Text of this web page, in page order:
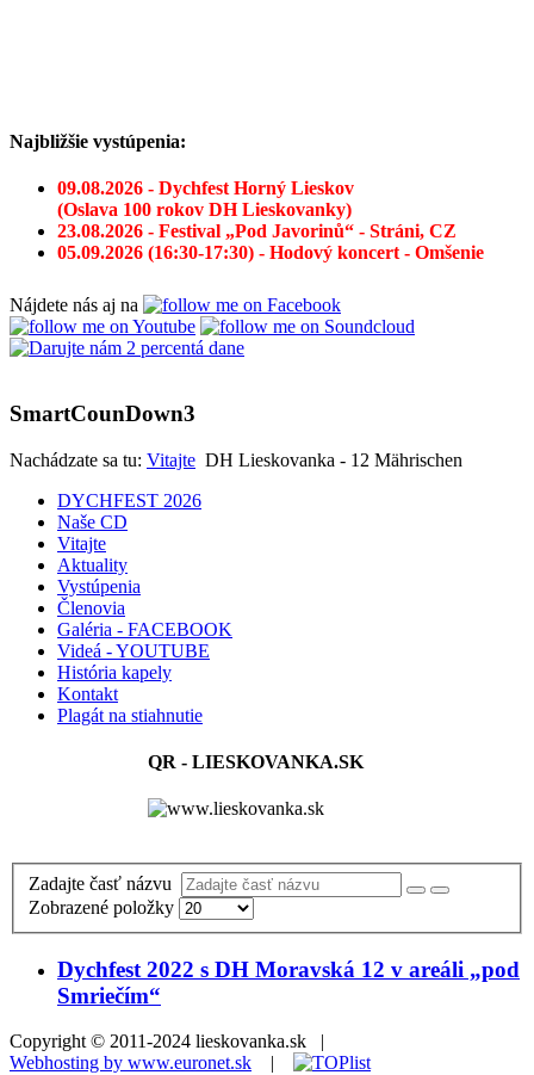
Najbližšie vystúpenia:
09.08.2026 - Dychfest Horný Lieskov
(Oslava 100 rokov DH Lieskovanky)
23.08.2026 - Festival „Pod Javorinů“ - Stráni, CZ
05.09.2026 (16:30-17:30) - Hodový koncert - Omšenie
Nájdete nás aj na
SmartCounDown3
Nachádzate sa tu: Vitajte DH Lieskovanka - 12 Mährischen
DYCHFEST 2026
Naše CD
Vitajte
Aktuality
Vystúpenia
Členovia
Galéria - FACEBOOK
Videá - YOUTUBE
História kapely
Kontakt
Plagát na stiahnutie
QR - LIESKOVANKA.SK
Zadajte časť názvu
Zobrazené položky
Dychfest 2022 s DH Moravská 12 v areáli „pod
Smriečím“
Copyright © 2011-2024 lieskovanka.sk |
Webhosting by www.euronet.sk |